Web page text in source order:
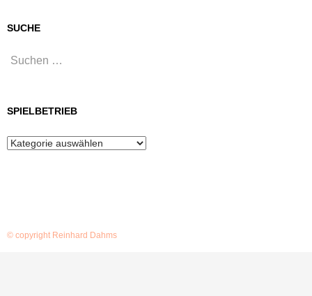
SUCHE
Suchen
SPIELBETRIEB
Spielbetrieb
© copyright Reinhard Dahms